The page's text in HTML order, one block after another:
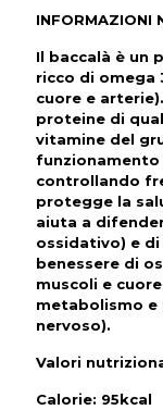
INFORMAZIONI
Il baccalà è un
ricco di omega
cuore e
proteine di
vitamine del
funzionamento
controllando
protegge la
aiuta a
ossidativo) e
benessere di
muscoli e
metabolismo e
nervoso).
Valori
Calorie: 95kcal